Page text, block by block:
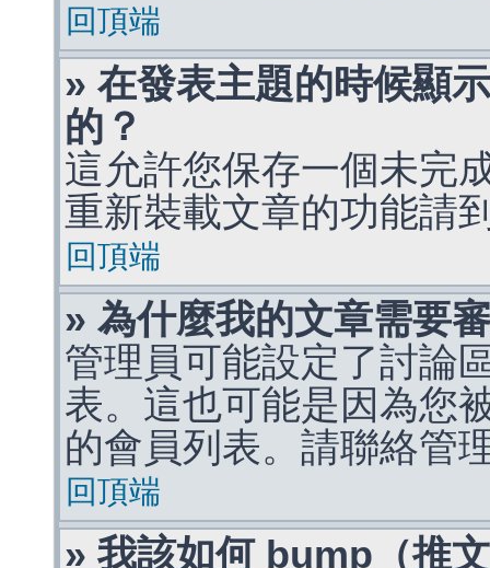
回頂端
» 在發表主題的時候顯
的？
這允許您保存一個未完
重新裝載文章的功能請
回頂端
» 為什麼我的文章需要
管理員可能設定了討論
表。這也可能是因為您
的會員列表。請聯絡管
回頂端
» 我該如何 bump（推